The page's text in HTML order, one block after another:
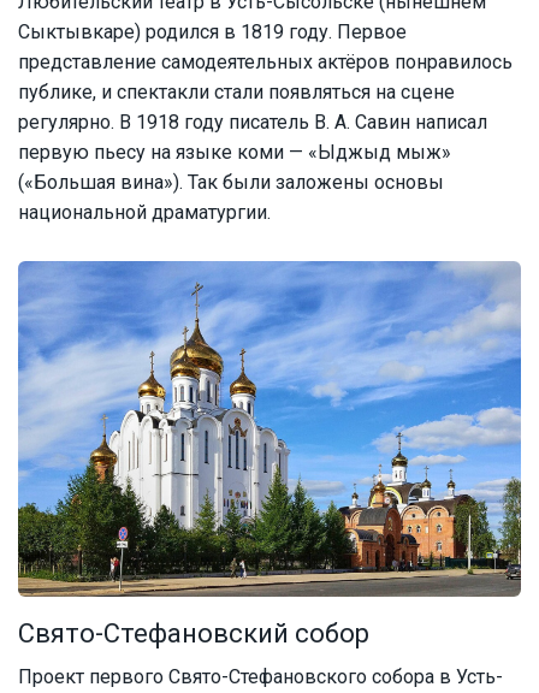
Сыктывкаре) родился в 1819 году. Первое
представление самодеятельных актёров понравилось
публике, и спектакли стали появляться на сцене
регулярно. В 1918 году писатель В. А. Савин написал
первую пьесу на языке коми — «Ыджыд мыж»
(«Большая вина»). Так были заложены основы
национальной драматургии.
Свято-Стефановский собор
Проект первого Свято-Стефановского собора в Усть-